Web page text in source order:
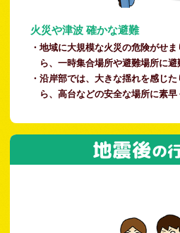
火災や津波 確かな避難
・地域に大規模な火災の危険がせ
ら、一時集合場所や避難場所に避
・沿岸部では、大きな揺れを感じ
ら、高台などの安全な場所に素早
地震後の